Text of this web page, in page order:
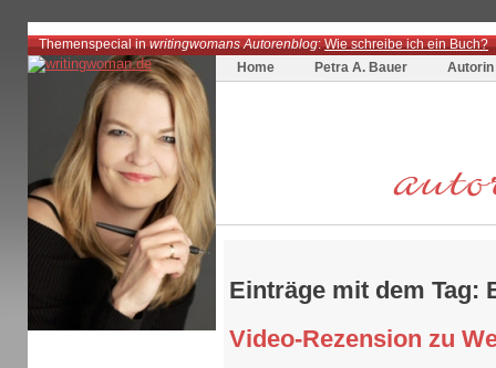
Themenspecial inwritingwomans Autorenblog:Wie schreibe ich ein Buch?
Home
Petra A. Bauer Autorin
Einträge mit dem Tag:
Video-Rezension zu